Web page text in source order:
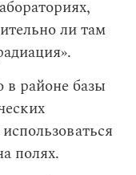
ли там
районе базы
полях.